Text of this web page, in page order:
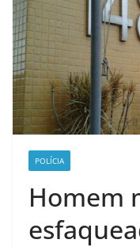
POLÍCIA
Homem